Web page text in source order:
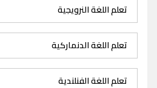
تعلم اللغة النرويجية
تعلم اللغة الدنماركية
تعلم اللغة الفنلندية